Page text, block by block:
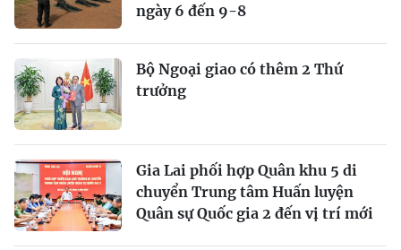
ngày 6 đến 9-8
Bộ Ngoại giao có thêm 2 Thứ
trưởng
Gia Lai phối hợp Quân khu 5 di
chuyển Trung tâm Huấn luyện
Quân sự Quốc gia 2 đến vị trí mới